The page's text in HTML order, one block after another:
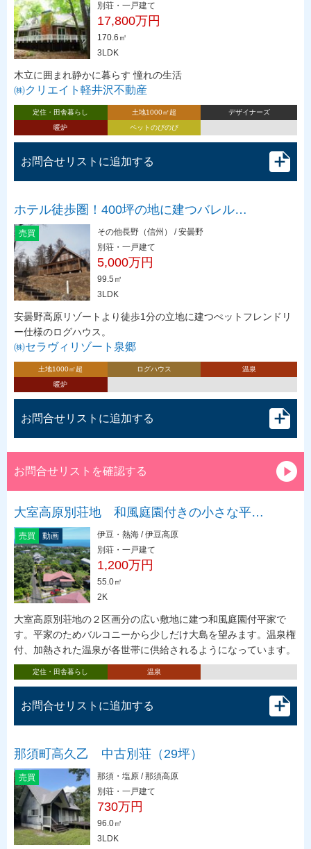
別荘・一戸建て
17,800万円
170.6㎡
3LDK
木立に囲まれ静かに暮らす 憧れの生活
㈱クリエイト軽井沢不動産
定住・田舎暮らし 土地1000㎡超
デザイナーズ
暖炉
ペットのびのび
お問合せリストに追加する
ホテル徒歩圏！400坪の地に建つバレル…
売買
その他長野（信州） / 安曇野
別荘・一戸建て
5,000万円
99.5㎡
3LDK
安曇野高原リゾートより徒歩1分の立地に建つぺットフレンドリ
ー仕様のログハウス。
㈱セラヴィリゾート泉郷
土地1000㎡超 ログハウス
温泉
暖炉
お問合せリストに追加する
お問合せリストを確認する
大室高原別荘地 和風庭園付きの小さな平…
売買 動画
伊豆・熱海 / 伊豆高原
別荘・一戸建て
1,200万円
55.0㎡
2K
大室高原別荘地の２区画分の広い敷地に建つ和風庭園付平家で
す。平家のためバルコニーから少しだけ大島を望みます。温泉権
付、加熱された温泉が各世帯に供給されるようになっています。
定住・田舎暮らし 温泉
お問合せリストに追加する
那須町高久乙 中古別荘（29坪）
売買
那須・塩原 / 那須高原
別荘・一戸建て
730万円
96.0㎡
3LDK